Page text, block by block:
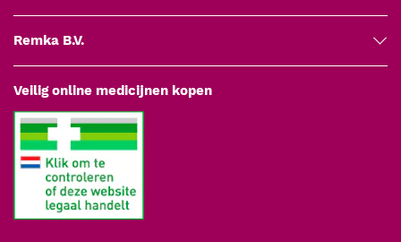
Remka B.V.
Veilig online medicijnen kopen